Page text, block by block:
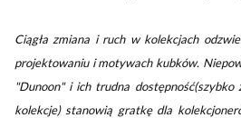
Ciągła zmiana i ruch w kolekcjach
projektowaniu i motywach kubków.
"Dunoon" i ich trudna
kolekcje) stanowią gratkę dla